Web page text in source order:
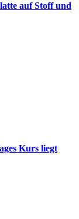
auf Stoff und
Kurs liegt